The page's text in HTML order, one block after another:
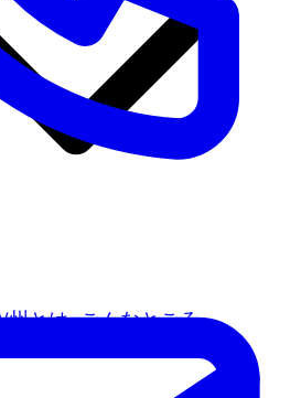
州とは…こんなところ